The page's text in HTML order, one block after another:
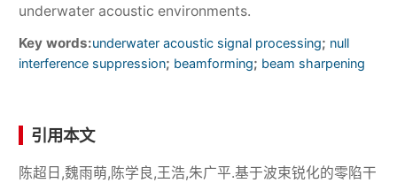
underwater acoustic environments.
Key words:underwater acoustic signal processing; null
interference suppression; beamforming; beam sharpening
引用本文
陈超日,魏雨萌,陈学良,王浩,朱广平.基于波束锐化的零陷干